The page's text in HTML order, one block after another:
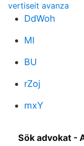
vertiseit avanza
DdWoh
MI
BU
rZoj
mxY
Sök advokat -